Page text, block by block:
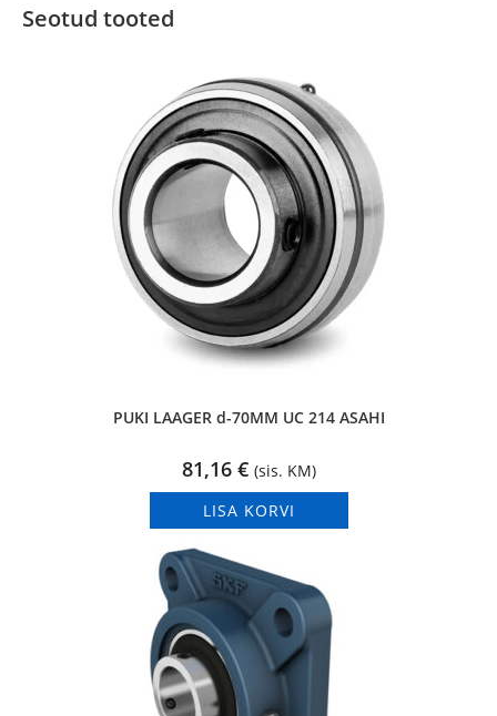
Seotud tooted
PUKI LAAGER d-70MM UC 214 ASAHI
81,16 € (sis. KM)
LISA KORVI